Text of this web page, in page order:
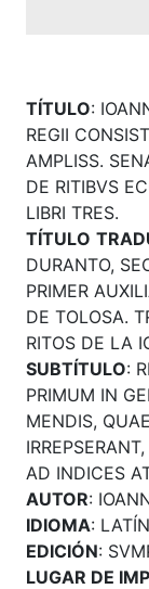
TÍTULO:
REGII
AMPLISS.
DE RITIBVS
LIBRI TRES.
TÍTULO
DURANTO,
PRIMER
DE TOLOSA.
RITOS DE LA
SUBTÍTULO:
PRIMUM IN
MENDIS,
AD INDICES
AUTOR:
IDIOMA: LATÍN
EDICIÓN:
LUGAR DE